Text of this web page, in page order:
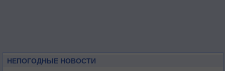
НЕПОГОДНЫЕ НОВОСТИ